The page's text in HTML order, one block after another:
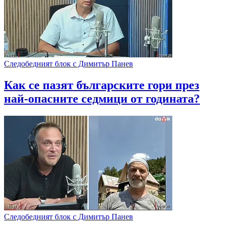
Следобедният блок с Димитър Панев
Как се пазят българските гори през
най-опасните седмици от годината?
Следобедният блок с Димитър Панев